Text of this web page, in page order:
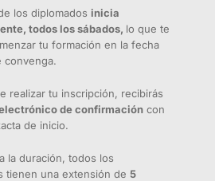
los diplomados inicia
todos los sábados, lo que te
tu formación en la fecha
convenga.
realizar tu inscripción, recibirás
de confirmación con
de inicio.
la duración, todos los
tienen una extensión de 5